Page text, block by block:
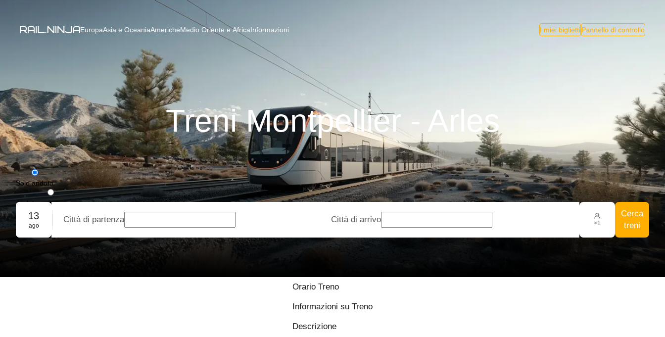
EuropaAsia e OceaniaAmericheMedio Oriente e AfricaInformazioni I miei bigliettiPannello di controllo
Treni Montpellier - Arles
Solo andata
Andata e ritorno
Prenotazione di gruppo
13
ago
Città di partenza Città di arrivo ×1
Cerca
treni
Orario Treno
Informazioni su Treno
Descrizione